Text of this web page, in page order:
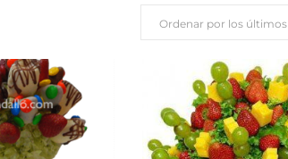
Ordenar por los últimos